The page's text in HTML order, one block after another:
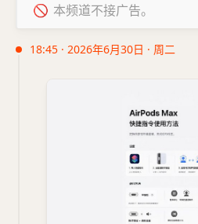
🚫 本频道不接广告。
18:45 · 2026年6月30日 · 周二